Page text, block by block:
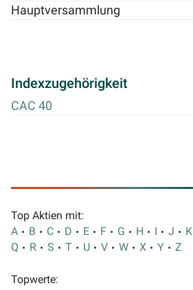
Hauptversammlung
Indexzugehörigkeit
CAC 40
Top Aktien mit:
A
B C D E F G H I J K
Q
R S T U V W X Y Z
Topwerte: